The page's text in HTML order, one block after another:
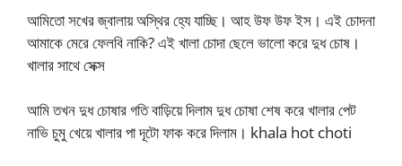
আমিতো সখের জ্বালায় অস্থির হ্যে যাচ্ছি। আহ উফ উফ ইস। এই চোদনা
আমাকে মেরে ফেলবি নাকি? এই খালা চোদা ছেলে ভালো করে দুধ চোষ।
খালার সাথে সেক্স
আমি তখন দুধ চোষার গতি বাড়িয়ে দিলাম দুধ চোষা শেষ করে খালার পেট
নাভি চুমু খেয়ে খালার পা দূটো ফাক করে দিলাম। khala hot choti